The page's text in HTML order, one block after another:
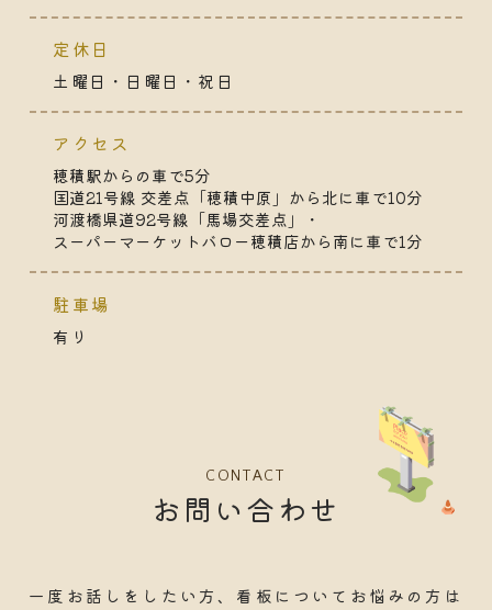
定休日
土曜日・日曜日・祝日
アクセス
穂積駅からの車で5分
国道21号線 交差点「穂積中原」から北に車で10分
河渡橋県道92号線「馬場交差点」・
スーパーマーケットバロー穂積店から南に車で1分
駐車場
有り
CONTACT
お問い合わせ
一度お話しをしたい方、看板についてお悩みの方は